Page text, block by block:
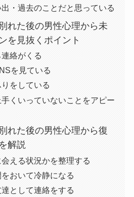
・過去のことだと思っている
れた後の男性心理から未
を見抜くポイント
絡がくる
を見ている
をしている
くいっていないことをアピー
れた後の男性心理から復
解説
える状況かを整理する
おいて冷静になる
達として連絡をする